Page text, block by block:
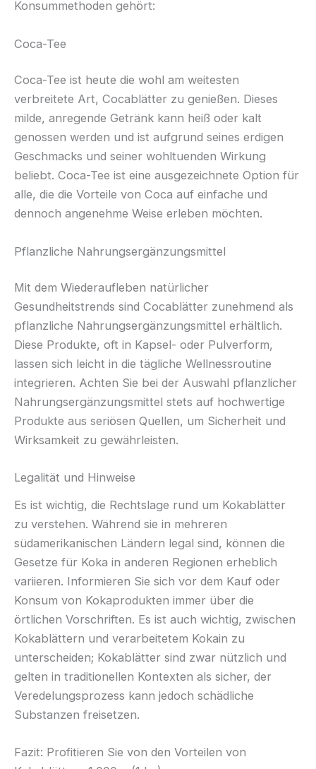
Konsummethoden gehört:
Coca-Tee
Coca-Tee ist heute die wohl am weitesten
verbreitete Art, Cocablätter zu genießen. Dieses
milde, anregende Getränk kann heiß oder kalt
genossen werden und ist aufgrund seines erdigen
Geschmacks und seiner wohltuenden Wirkung
beliebt. Coca-Tee ist eine ausgezeichnete Option für
alle, die die Vorteile von Coca auf einfache und
dennoch angenehme Weise erleben möchten.
Pflanzliche Nahrungsergänzungsmittel
Mit dem Wiederaufleben natürlicher
Gesundheitstrends sind Cocablätter zunehmend als
pflanzliche Nahrungsergänzungsmittel erhältlich.
Diese Produkte, oft in Kapsel- oder Pulverform,
lassen sich leicht in die tägliche Wellnessroutine
integrieren. Achten Sie bei der Auswahl pflanzlicher
Nahrungsergänzungsmittel stets auf hochwertige
Produkte aus seriösen Quellen, um Sicherheit und
Wirksamkeit zu gewährleisten.
Legalität und Hinweise
Es ist wichtig, die Rechtslage rund um Kokablätter
zu verstehen. Während sie in mehreren
südamerikanischen Ländern legal sind, können die
Gesetze für Koka in anderen Regionen erheblich
variieren. Informieren Sie sich vor dem Kauf oder
Konsum von Kokaprodukten immer über die
örtlichen Vorschriften. Es ist auch wichtig, zwischen
Kokablättern und verarbeitetem Kokain zu
unterscheiden; Kokablätter sind zwar nützlich und
gelten in traditionellen Kontexten als sicher, der
Veredelungsprozess kann jedoch schädliche
Substanzen freisetzen.
Fazit: Profitieren Sie von den Vorteilen von